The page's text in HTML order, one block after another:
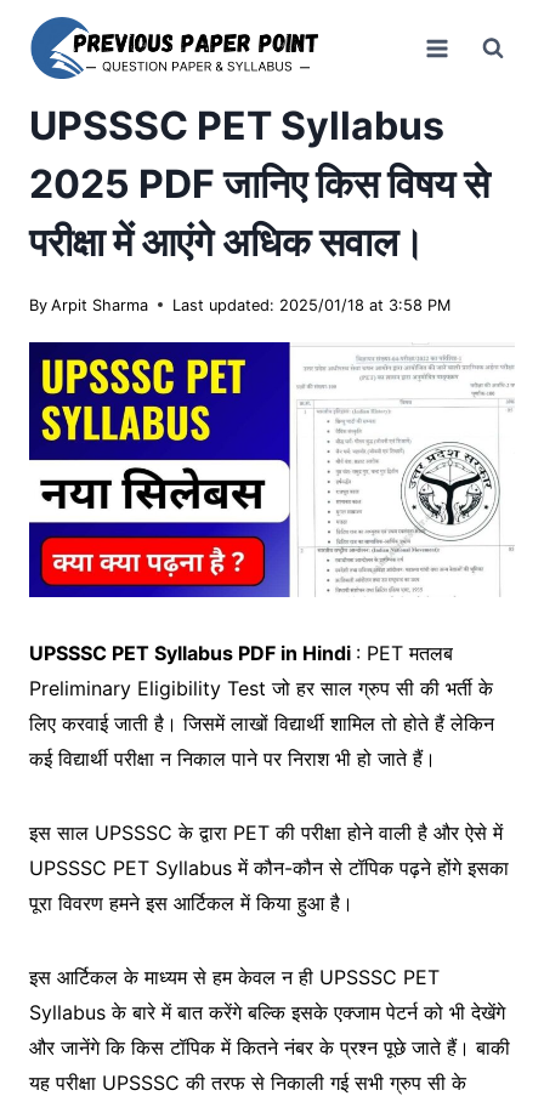
content
UPSSSC PET Syllabus
2025 PDF जानिए किस विषय से
परीक्षा में आएंगे अधिक सवाल।
By Arpit Sharma Last updated: 2025/01/18 at 3:58 PM
UPSSSC PET Syllabus PDF in Hindi : PET मतलब
Preliminary Eligibility Test जो हर साल ग्रुप सी की भर्ती के
लिए करवाई जाती है। जिसमें लाखों विद्यार्थी शामिल तो होते हैं लेकिन
कई विद्यार्थी परीक्षा न निकाल पाने पर निराश भी हो जाते हैं।
इस साल UPSSSC के द्वारा PET की परीक्षा होने वाली है और ऐसे में
UPSSSC PET Syllabus में कौन-कौन से टॉपिक पढ़ने होंगे इसका
पूरा विवरण हमने इस आर्टिकल में किया हुआ है।
इस आर्टिकल के माध्यम से हम केवल न ही UPSSSC PET
Syllabus के बारे में बात करेंगे बल्कि इसके एक्जाम पेटर्न को भी देखेंगे
और जानेंगे कि किस टॉपिक में कितने नंबर के प्रश्न पूछे जाते हैं। बाकी
यह परीक्षा UPSSSC की तरफ से निकाली गई सभी ग्रुप सी के